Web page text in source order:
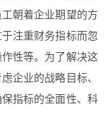
朝着企业期望的方
注重财务指标而忽
性等。为了解决这
企业的战略目标、
指标的全面性、科